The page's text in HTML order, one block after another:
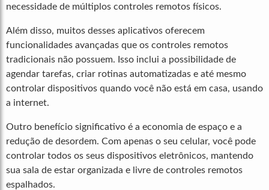
necessidade de múltiplos controles remotos físicos.
Além disso, muitos desses aplicativos oferecem
funcionalidades avançadas que os controles remotos
tradicionais não possuem. Isso inclui a possibilidade de
agendar tarefas, criar rotinas automatizadas e até mesmo
controlar dispositivos quando você não está em casa, usando
a internet.
Outro benefício significativo é a economia de espaço e a
redução de desordem. Com apenas o seu celular, você pode
controlar todos os seus dispositivos eletrônicos, mantendo
sua sala de estar organizada e livre de controles remotos
espalhados.